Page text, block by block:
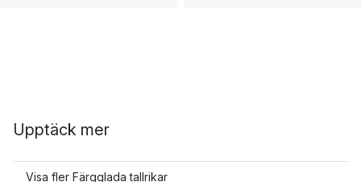
Upptäck mer
Visa fler Färgglada tallrikar